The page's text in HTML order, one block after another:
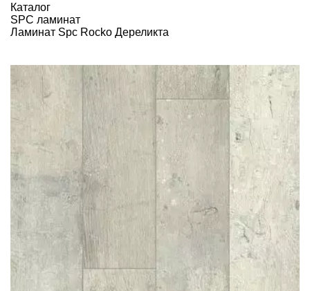
Каталог
SPC ламинат
Ламинат Spc Rocko Дереликта